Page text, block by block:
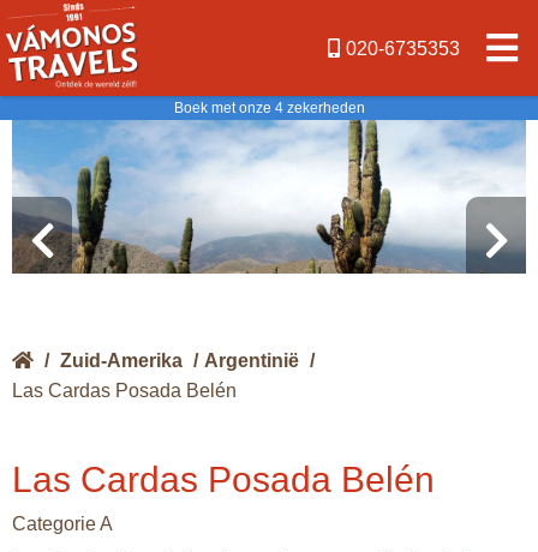
020-6735353
Boek met onze 4 zekerheden
/ Zuid-Amerika / Argentinië /
Las Cardas Posada Belén
Las Cardas Posada Belén
Categorie A